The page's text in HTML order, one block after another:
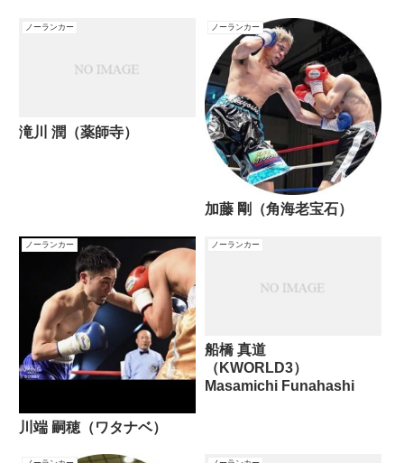
ノーランカー
滝川 潤（薬師寺）
ノーランカー
加藤 剛（角海老宝石）
ノーランカー
川端 嗣穂（ワタナベ）
ノーランカー
船橋 真道
（KWORLD3）
Masamichi Funahashi